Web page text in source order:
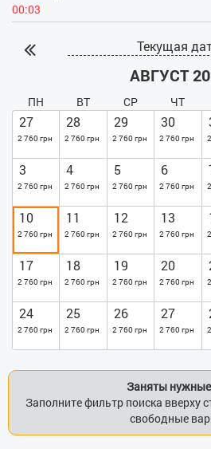
00:03
Текущая
АВГУСТ
ПН ВТ СР ЧТ
27
2 760 грн
28
2 760 грн
29
2 760 грн
30
2 760 грн
3
2 760 грн
4
2 760 грн
5
2 760 грн
6
2 760 грн
10
2 760 грн
11
2 760 грн
12
2 760 грн
13
2 760 грн
17
2 760 грн
18
2 760 грн
19
2 760 грн
20
2 760 грн
24
2 760 грн
25
2 760 грн
26
2 760 грн
27
2 760 грн
Заняты
Заполните фильтр поиска вверху
свободные